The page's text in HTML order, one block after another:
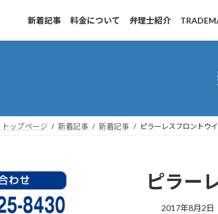
新着記事 料金について 弁理士紹介
ップページ 新着記事 新着記事 ピラーレスフロントウ
ピラー
2017年8月2日